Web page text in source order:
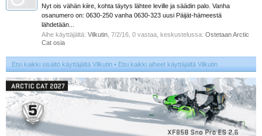
Nyt ois vähän kiire, kohta täytys lähtee leville ja säädin palo. Vanha
osanumero on: 0630-250 vanha 0630-323 uusi Päijät-hämeestä
lähdetään...
Aihe käyttäjältä: Vilkutin 7/2/16 , 0 vastaa, keskustelussa: Ostetaan Arctic
Cat osia
Etsi kaikki sisältö käyttäjältä Vilkutin Etsi kaikki aiheet käyttäjältä Vilkutin